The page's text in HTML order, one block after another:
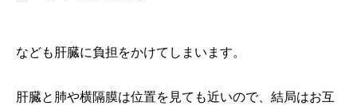
なども肝臓に負担をかけてしまいます。
肝臓と肺や横隔膜は位置を見ても近いので、結局はお互